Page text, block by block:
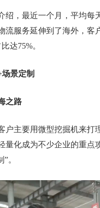
，最近一个月，平均每
流服务延伸到了海外，客
达75%。
景定制
之路
主要用微型挖掘机来打
量化成为不少企业的重点
。